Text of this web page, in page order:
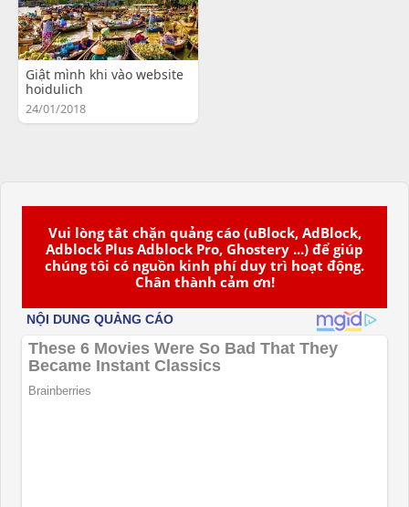
Vui lòng tắt chặn quảng cáo (uBlock, AdBlock,
Adblock Plus Adblock Pro, Ghostery ...) để giúp
chúng tôi có nguồn kinh phí duy trì hoạt động.
Chân thành cảm ơn!
Giật mình khi vào website
hoidulich
24/01/2018